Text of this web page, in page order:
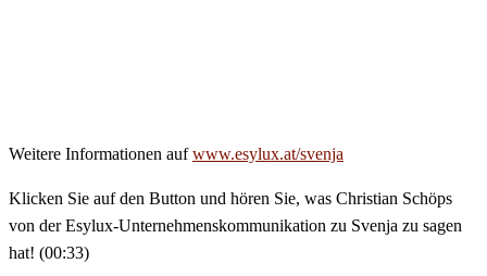
Weitere Informationen aufwww.esylux.at/svenja
Klicken Sie auf den Button und hören Sie, was Christian Schöps
von der Esylux-Unternehmenskommunikation zu Svenja zu sagen
hat! (00:33)